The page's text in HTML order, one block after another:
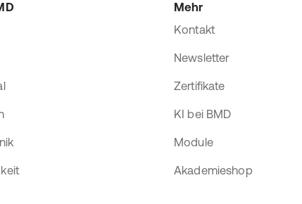
Mehr
Kontakt
Newsletter
Zertifikate
KI bei BMD
Module
Akademieshop